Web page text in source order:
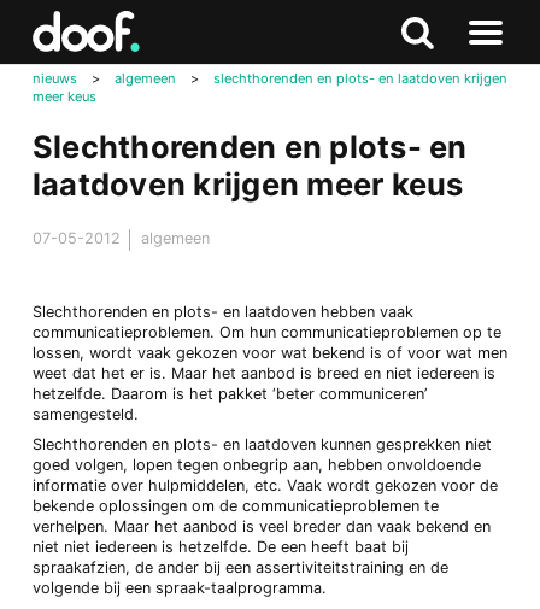
Zoeken
Naar
menu
nieuws > algemeen >
slechthorenden en plots- en laatdoven krijgen
meer keus
Slechthorenden en plots- en
laatdoven krijgen meer keus
07-05-2012 algemeen
Slechthorenden en plots- en laatdoven hebben vaak
communicatieproblemen. Om hun communicatieproblemen op te
lossen, wordt vaak gekozen voor wat bekend is of voor wat men
weet dat het er is. Maar het aanbod is breed en niet iedereen is
hetzelfde. Daarom is het pakket ‘beter communiceren’
samengesteld.
Slechthorenden en plots- en laatdoven kunnen gesprekken niet
goed volgen, lopen tegen onbegrip aan, hebben onvoldoende
informatie over hulpmiddelen, etc. Vaak wordt gekozen voor de
bekende oplossingen om de communicatieproblemen te
verhelpen. Maar het aanbod is veel breder dan vaak bekend en
niet niet iedereen is hetzelfde. De een heeft baat bij
spraakafzien, de ander bij een assertiviteitstraining en de
volgende bij een spraak-taalprogramma.
Doof.nl
Zoeken
naar